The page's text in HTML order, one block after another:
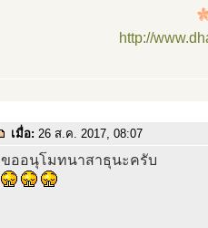
http://
เมื่อ: 26 ส.ค. 2017, 08:07
ขออนุโมทนาสาธุนะครับ